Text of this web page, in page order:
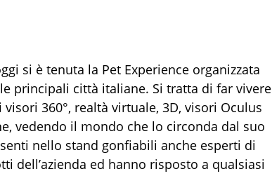
si è tenuta la Pet Experience organizzata
principali città italiane. Si tratta di far vivere
360°, realtà virtuale, 3D, visori Oculus
vedendo il mondo che lo circonda dal suo
nello stand gonfiabili anche esperti di
dell’azienda ed hanno risposto a qualsiasi